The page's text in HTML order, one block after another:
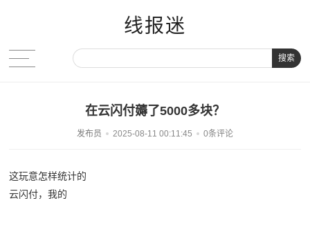
线报迷
搜索
在云闪付薅了5000多块？
发布员 2025-08-11 00:11:45 0条评论
这玩意怎样统计的
云闪付，我的